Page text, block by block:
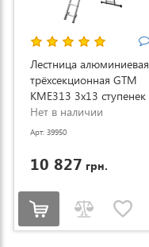
Лестница алюминиевая
трёхсекционная GTM
KME313 3x13 ступенек
3.53-8.93м (KME313)
Нет в наличии
Арт: 39950
10 827 грн.